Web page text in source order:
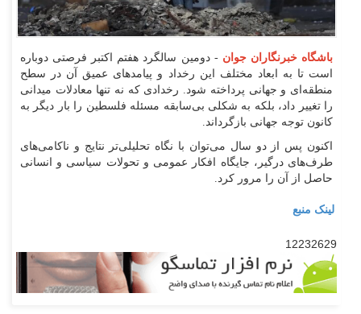
باشگاه خبرنگاران جوان- دومین سالگرد هفتم اکتبر فرصتی دوباره
است تا به ابعاد مختلف این رخداد و پیامدهای عمیق آن در سطح
منطقه‌ای و جهانی پرداخته شود. رخدادی که نه تنها معادلات میدانی
را تغییر داد، بلکه به شکلی بی‌سابقه مسئله فلسطین را بار دیگر به
کانون توجه جهانی بازگرداند.
اکنون پس از دو سال می‌توان با نگاه تحلیلی‌تر نتایج و ناکامی‌های
طرف‌های درگیر، جایگاه افکار عمومی و تحولات سیاسی و انسانی
حاصل از آن را مرور کرد.
لینک منبع
12232629